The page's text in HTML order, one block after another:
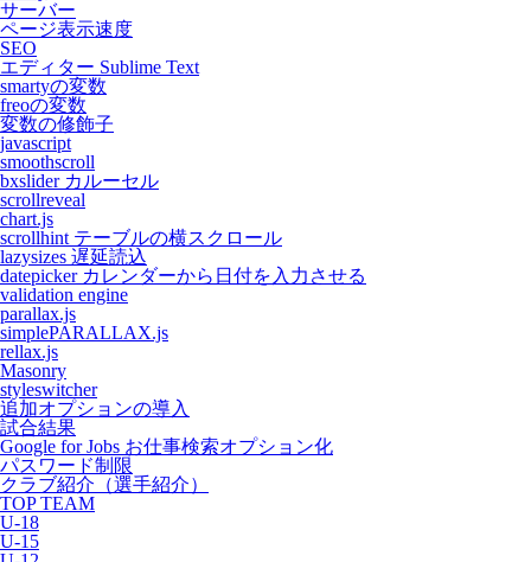
サーバー
ページ表示速度
SEO
エディター Sublime Text
smartyの変数
freoの変数
変数の修飾子
javascript
smoothscroll
bxslider カルーセル
scrollreveal
chart.js
scrollhint テーブルの横スクロール
lazysizes 遅延読込
datepicker カレンダーから日付を入力させる
validation engine
parallax.js
simplePARALLAX.js
rellax.js
Masonry
styleswitcher
追加オプションの導入
試合結果
Google for Jobs お仕事検索オプション化
パスワード制限
クラブ紹介（選手紹介）
TOP TEAM
U-18
U-15